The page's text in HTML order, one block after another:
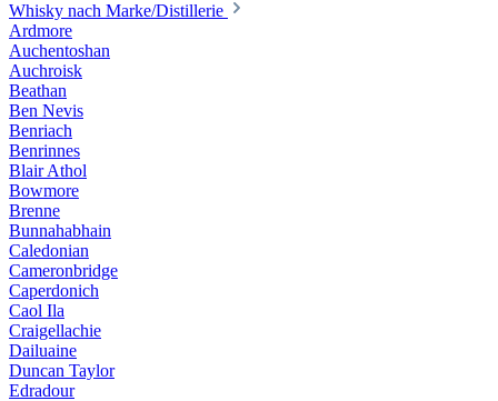
Whisky nach Marke/Distillerie
Ardmore
Auchentoshan
Auchroisk
Beathan
Ben Nevis
Benriach
Benrinnes
Blair Athol
Bowmore
Brenne
Bunnahabhain
Caledonian
Cameronbridge
Caperdonich
Caol Ila
Craigellachie
Dailuaine
Duncan Taylor
Edradour